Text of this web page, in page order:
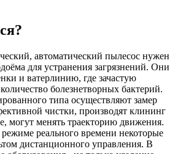
автоматический пылесос нужен
для устранения загрязнений. Они
и ватерлинию, где зачастую
болезнетворных бактерий.
типа осуществляют замер
чистки, производят клининг
могут менять траекторию движения.
реального времени некоторые
дистанционного управления. В